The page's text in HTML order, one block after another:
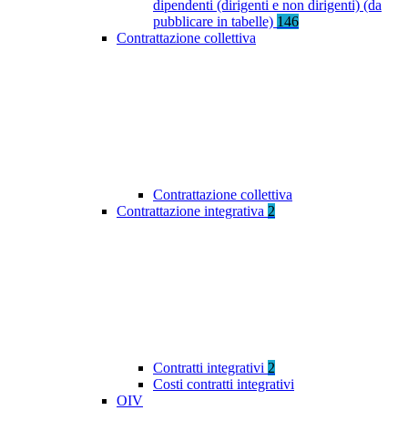
dipendenti (dirigenti e non dirigenti) (da
pubblicare in tabelle) 146
Contrattazione collettiva
Contrattazione collettiva
Contrattazione integrativa 2
Contratti integrativi 2
Costi contratti integrativi
OIV